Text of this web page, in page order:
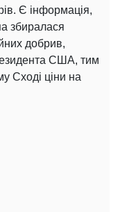
Є інформація,
збиралася
добрив,
США, тим
Сході ціни на